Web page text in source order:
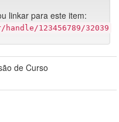
linkar para este item:
123456789/32039
de Curso